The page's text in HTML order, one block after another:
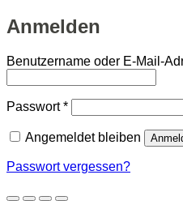
Anmelden
Benutzername oder E-Mail-
Passwort*Erforderlich
Angemeldet bleiben
Passwort vergessen?